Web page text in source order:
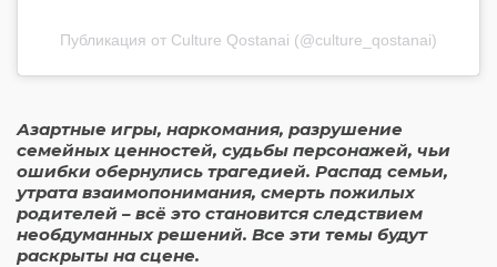
Публикация от Culture Qostanai (@culture_qostanai)
Азартные игры, наркомания, разрушение
семейных ценностей, судьбы персонажей, чьи
ошибки обернулись трагедией. Распад семьи,
утрата взаимопонимания, смерть пожилых
родителей – всё это становится следствием
необдуманных решений. Все эти темы будут
раскрыты на сцене.